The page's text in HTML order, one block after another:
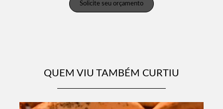
Solicite seu orçamento
QUEM VIU TAMBÉM CURTIU